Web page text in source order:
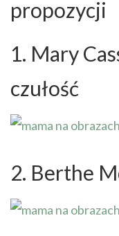
propozycji
1. Mary
czułość
2. Berthe